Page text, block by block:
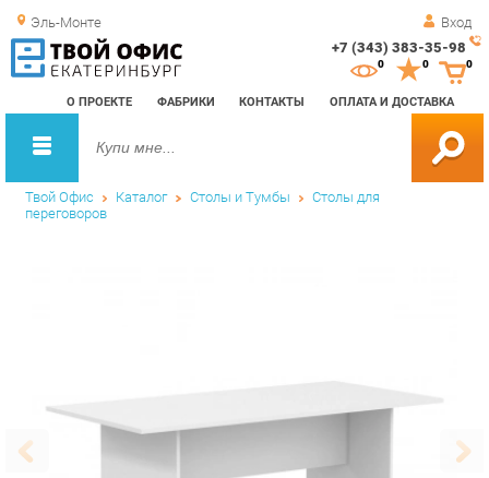
Эль-Монте Вход
+7 (343) 383-35-98
О ПРОЕКТЕ ФАБРИКИ КОНТАКТЫ ОПЛАТА И ДОСТАВКА
0 0
Твой Офис Каталог Столы и Тумбы Столы для
переговоров